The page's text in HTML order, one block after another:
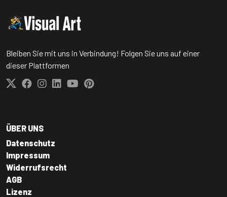
Bleiben Sie mit uns in Verbindung! Folgen Sie uns auf einer
dieser Plattformen
ÜBER UNS
Datenschutz
Impressum
Widerrufsrecht
AGB
Lizenz